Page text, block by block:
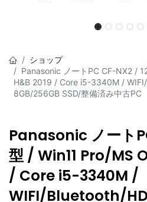
ショップ
Panasonic ノートPC CF-NX2 /
H&B 2019 / Core i5-3340M /
8GB/256GB SSD/整備済み中古PC
Panasonic ノート
型 / Win11 Pro/MS
/ Core i5-3340M /
WIFI/Bluetooth/